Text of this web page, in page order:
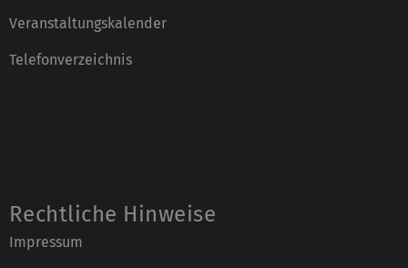
Veranstaltungskalender
Telefonverzeichnis
Rechtliche Hinweise
Impressum